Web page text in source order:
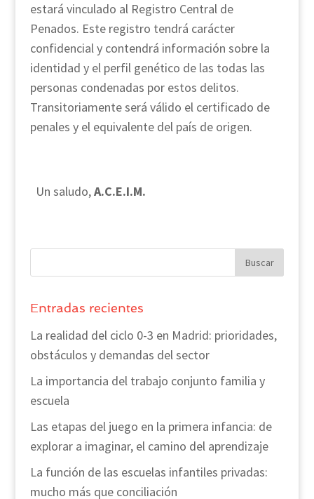
estará vinculado al Registro Central de
Penados. Este registro tendrá carácter
confidencial y contendrá información sobre la
identidad y el perfil genético de las todas las
personas condenadas por estos delitos.
Transitoriamente será válido el certificado de
penales y el equivalente del país de origen.
Un saludo,A.C.E.I.M.
Entradas recientes
La realidad del ciclo 0-3 en Madrid: prioridades,
obstáculos y demandas del sector
La importancia del trabajo conjunto familia y
escuela
Las etapas del juego en la primera infancia: de
explorar a imaginar, el camino del aprendizaje
La función de las escuelas infantiles privadas:
mucho más que conciliación